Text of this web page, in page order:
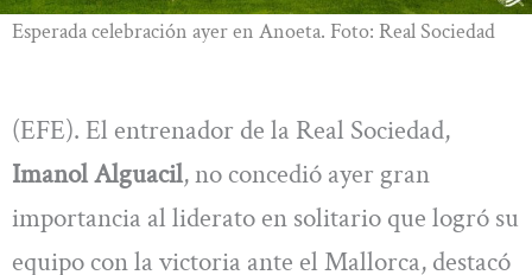
Esperada celebración ayer en Anoeta. Foto: Real Sociedad
(EFE). El entrenador de la Real Sociedad,
Imanol Alguacil, no concedió ayer gran
importancia al liderato en solitario que logró su
equipo con la victoria ante el Mallorca, destacó